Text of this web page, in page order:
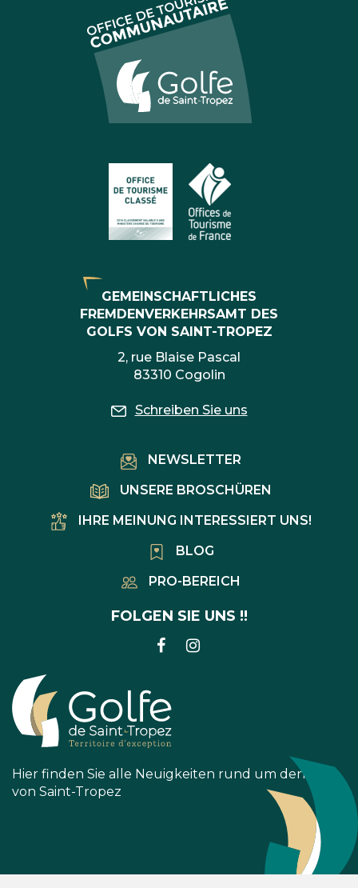
GEMEINSCHAFTLICHES
FREMDENVERKEHRSAMT DES
GOLFS VON SAINT-TROPEZ
2, rue Blaise Pascal
83310 Cogolin
Schreiben Sie uns
NEWSLETTER
UNSERE BROSCHÜREN
IHRE MEINUNG INTERESSIERT UNS!
BLOG
PRO-BEREICH
FOLGEN SIE UNS !!
LINK
KONTO
Hier finden Sie alle Neuigkeiten rund um den Golf
von Saint-Tropez